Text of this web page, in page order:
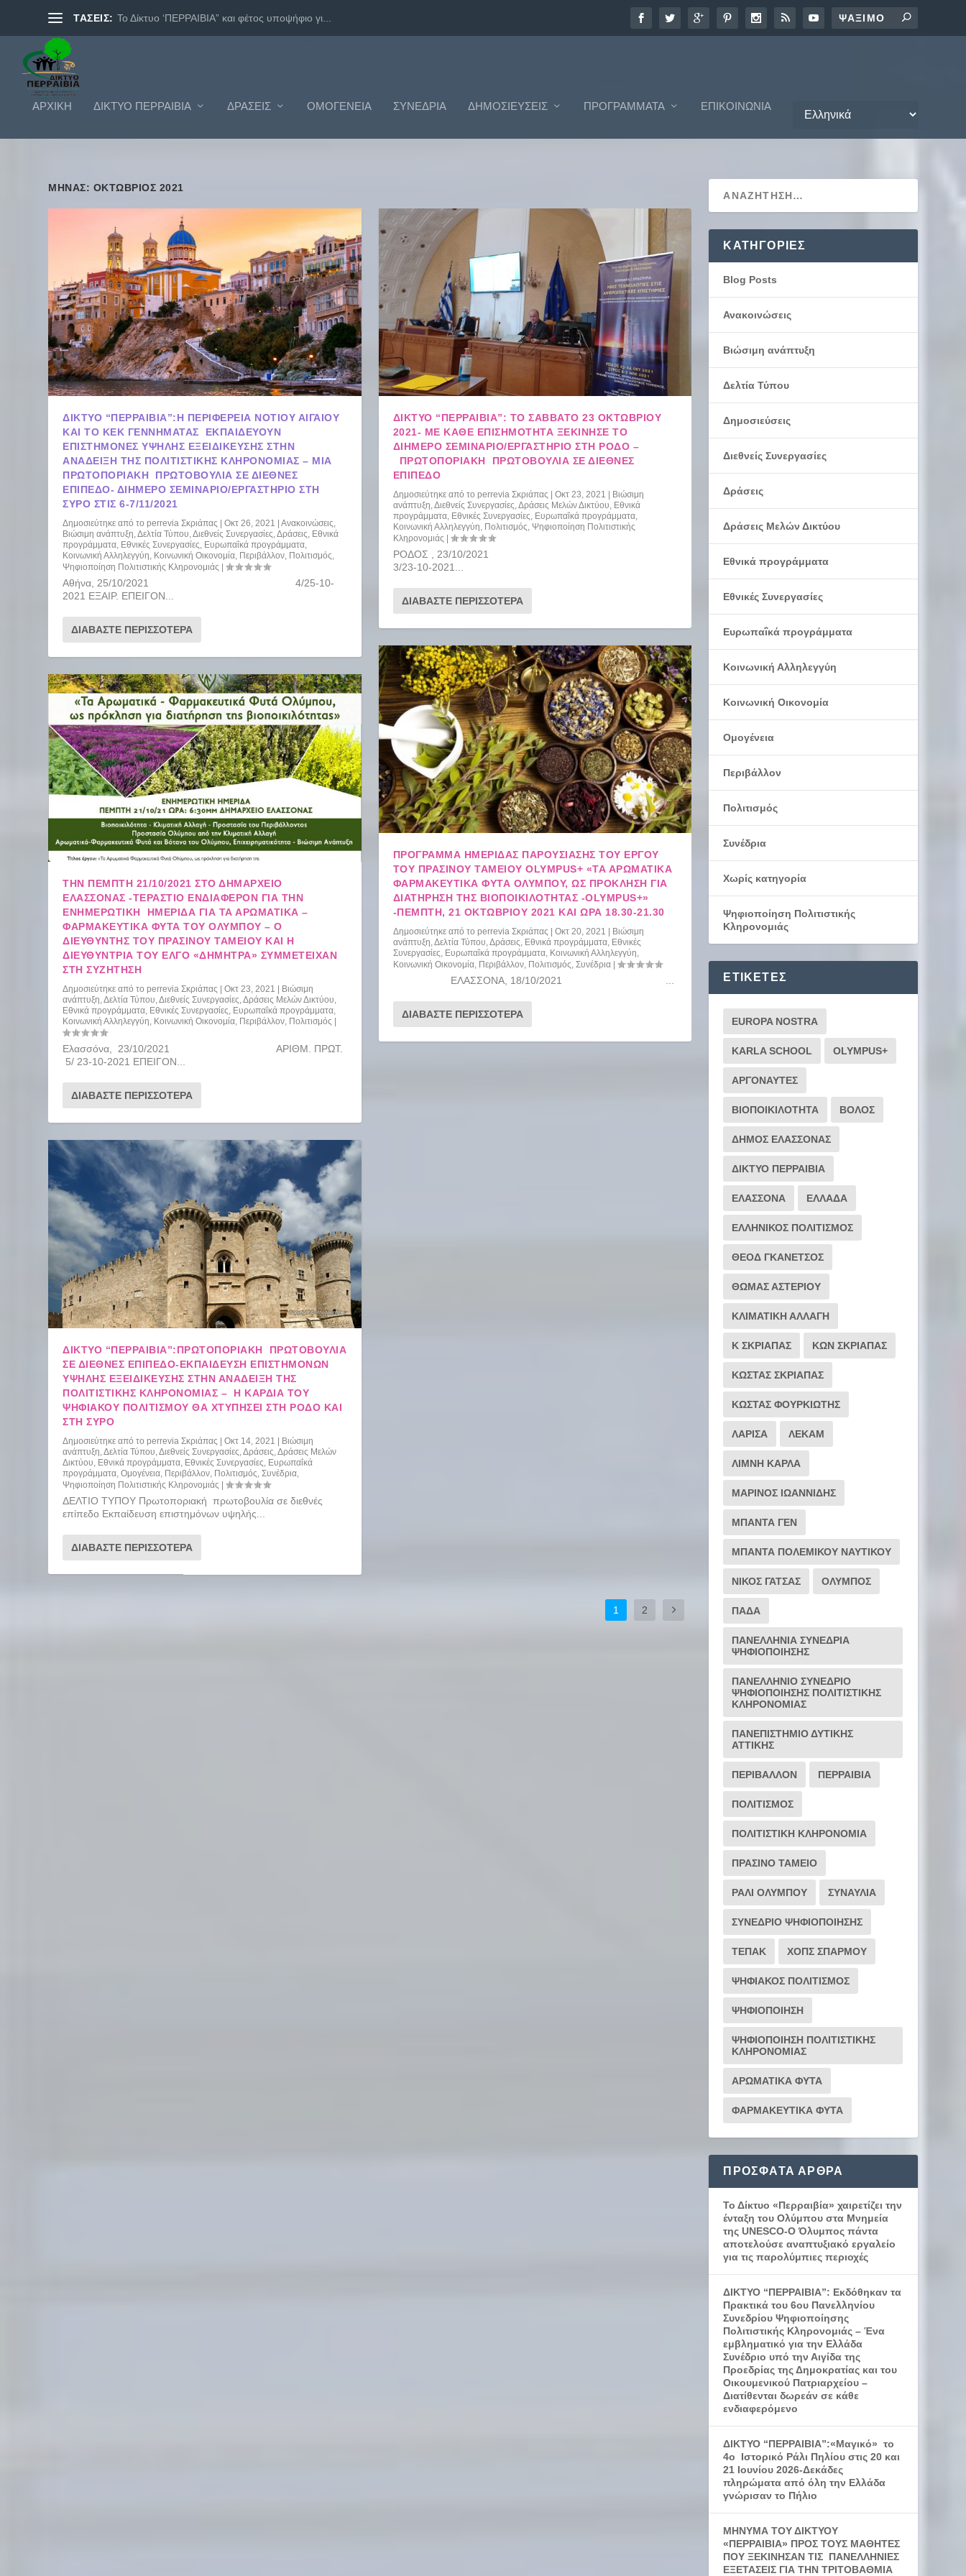
ΤΑΣΕΙΣ: Το Δίκτυο ‘ΠΕΡΡΑΙΒΙΑ” και φέτος υποψήφιο γι...
ΑΡΧΙΚΗ ΔΊΚΤΥΟ ΠΕΡΡΑΙΒΊΑ ΔΡΆΣΕΙΣ ΟΜΟΓΈΝΕΙΑ ΣΥΝΈΔΡΙΑ ΔΗΜΟΣΙΕΎΣΕΙΣ ΠΡΟΓΡΆΜΜΑΤΑ ΕΠΙΚΟΙΝΩΝΊΑ
ΜΉΝΑΣ: ΟΚΤΏΒΡΙΟΣ 2021
ΔΙΚΤΥΟ “ΠΕΡΡΑΙΒΙΑ”:Η ΠΕΡΙΦΈΡΕΙΑ ΝΟΤΊΟΥ ΑΙΓΑΊΟΥ
ΚΑΙ ΤΟ ΚΕΚ ΓΕΝΝΗΜΑΤΑΣ ΕΚΠΑΙΔΕΎΟΥΝ
ΕΠΙΣΤΉΜΟΝΕΣ ΥΨΗΛΉΣ ΕΞΕΙΔΊΚΕΥΣΗΣ ΣΤΗΝ
ΑΝΆΔΕΙΞΗ ΤΗΣ ΠΟΛΙΤΙΣΤΙΚΉΣ ΚΛΗΡΟΝΟΜΙΆΣ – ΜΙΑ
ΠΡΩΤΟΠΟΡΙΑΚΉ ΠΡΩΤΟΒΟΥΛΊΑ ΣΕ ΔΙΕΘΝΈΣ
ΕΠΊΠΕΔΟ- ΔΙΉΜΕΡΟ ΣΕΜΙΝΆΡΙΟ/ΕΡΓΑΣΤΉΡΙΟ ΣΤΗ
ΣΎΡΟ ΣΤΙΣ 6-7/11/2021
Δημοσιεύτηκε από τοperrevia Σκριάπας |Οκτ 26, 2021 |Ανακοινώσεις,
Βιώσιμη ανάπτυξη,Δελτία Τύπου,Διεθνείς Συνεργασίες,Δράσεις, Εθνικά
προγράμματα, Εθνικές Συνεργασίες, Ευρωπαΐκά προγράμματα,
Κοινωνική Αλληλεγγύη, Κοινωνική Οικονομία, Περιβάλλον, Πολιτισμός,
Ψηφιοποίηση Πολιτιστικής Κληρονομιάς |
Αθήνα, 25/10/2021 4/25-10-
2021 ΕΞΑΙΡ. ΕΠΕΙΓΟΝ...
ΔΙΑΒΆΣΤΕ ΠΕΡΙΣΣΌΤΕΡΑ
ΤΗΝ ΠΈΜΠΤΗ 21/10/2021 ΣΤΟ ΔΗΜΑΡΧΕΊΟ
ΕΛΑΣΣΌΝΑΣ -ΤΕΡΆΣΤΙΟ ΕΝΔΙΑΦΈΡΟΝ ΓΙΑ ΤΗΝ
ΕΝΗΜΕΡΩΤΙΚΉ ΗΜΕΡΊΔΑ ΓΙΑ ΤΑ ΑΡΩΜΑΤΙΚΆ –
ΦΑΡΜΑΚΕΥΤΙΚΆ ΦΥΤΆ ΤΟΥ ΟΛΎΜΠΟΥ – Ο
ΔΙΕΥΘΥΝΤΉΣ ΤΟΥ ΠΡΆΣΙΝΟΥ ΤΑΜΕΊΟΥ ΚΑΙ Η
ΔΙΕΥΘΎΝΤΡΙΑ ΤΟΥ ΕΛΓΟ «ΔΉΜΗΤΡΑ» ΣΥΜΜΕΤΕΊΧΑΝ
ΣΤΗ ΣΥΖΉΤΗΣΗ
Δημοσιεύτηκε από τοperrevia Σκριάπας |Οκτ 23, 2021
Βιώσιμη
ανάπτυξη,Δελτία Τύπου,Διεθνείς Συνεργασίες,Δράσεις Μελών Δικτύου,
Εθνικά προγράμματα, Εθνικές Συνεργασίες, Ευρωπαΐκά προγράμματα,
Κοινωνική Αλληλεγγύη, Κοινωνική Οικονομία, Περιβάλλον, Πολιτισμός
Ελασσόνα, 23/10/2021 ΑΡΙΘΜ. ΠΡΩΤ.
5/ 23-10-2021 ΕΠΕΙΓΟΝ...
ΔΙΑΒΆΣΤΕ ΠΕΡΙΣΣΌΤΕΡΑ
ΔΙΚΤΥΟ “ΠΕΡΡΑΙΒΙΑ”:ΠΡΩΤΟΠΟΡΙΑΚΉ ΠΡΩΤΟΒΟΥΛΊΑ
ΣΕ ΔΙΕΘΝΈΣ ΕΠΊΠΕΔΟ-ΕΚΠΑΊΔΕΥΣΗ ΕΠΙΣΤΗΜΌΝΩΝ
ΥΨΗΛΉΣ ΕΞΕΙΔΊΚΕΥΣΗΣ ΣΤΗΝ ΑΝΆΔΕΙΞΗ ΤΗΣ
ΠΟΛΙΤΙΣΤΙΚΉΣ ΚΛΗΡΟΝΟΜΙΆΣ – Η ΚΑΡΔΙΆ ΤΟΥ
ΨΗΦΙΑΚΟΎ ΠΟΛΙΤΙΣΜΟΎ ΘΑ ΧΤΥΠΉΣΕΙ ΣΤΗ ΡΌΔΟ ΚΑΙ
ΣΤΗ ΣΎΡΟ
Δημοσιεύτηκε από τοperrevia Σκριάπας |Οκτ 14, 2021 | Βιώσιμη
ανάπτυξη ,Δελτία Τύπου ,Διεθνείς Συνεργασίες ,Δράσεις ,Δράσεις Μελών
Δικτύου Εθνικά προγράμματα Εθνικές Συνεργασίες Ευρωπαΐκά
προγράμματα ,Ομογένεια Περιβάλλον Πολιτισμός ,Συνέδρια
Ψηφιοποίηση Πολιτιστικής Κληρονομιάς |
ΔΕΛΤΙΟ ΤΥΠΟΥ Πρωτοποριακή πρωτοβουλία σε διεθνές
επίπεδο Εκπαίδευση επιστημόνων υψηλής...
ΔΙΑΒΆΣΤΕ ΠΕΡΙΣΣΌΤΕΡΑ
ΔΙΚΤΥΟ “ΠΕΡΡΑΙΒΙΑ”: ΤΟ ΣΆΒΒΑΤΟ 23 ΟΚΤΩΒΡΊΟΥ
2021- ΜΕ ΚΆΘΕ ΕΠΙΣΗΜΌΤΗΤΑ ΞΕΚΊΝΗΣΕ ΤΟ
ΔΙΉΜΕΡΟ ΣΕΜΙΝΆΡΙΟ/ΕΡΓΑΣΤΉΡΙΟ ΣΤΗ ΡΌΔΟ –
ΠΡΩΤΟΠΟΡΙΑΚΉ ΠΡΩΤΟΒΟΥΛΊΑ ΣΕ ΔΙΕΘΝΈΣ
ΕΠΊΠΕΔΟ
Δημοσιεύτηκε από το perrevia Σκριάπας Οκτ 23, 2021
Βιώσιμη
ανάπτυξη,Διεθνείς Συνεργασίες,Δράσεις Μελών Δικτύου, Εθνικά
προγράμματα, Εθνικές Συνεργασίες, Ευρωπαΐκά προγράμματα,
Κοινωνική Αλληλεγγύη, Πολιτισμός, Ψηφιοποίηση Πολιτιστικής
Κληρονομιάς
ΡΟΔΟΣ , 23/10/2021
3/23-10-2021...
ΔΙΑΒΆΣΤΕ ΠΕΡΙΣΣΌΤΕΡΑ
ΠΡΟΓΡΑΜΜΑ ΗΜΕΡΙΔΑΣ ΠΑΡΟΥΣΙΑΣΗΣ ΤΟΥ ΕΡΓΟΥ
ΤΟΥ ΠΡΑΣΙΝΟΥ ΤΑΜΕΙΟΥ OLYMPUS+ «ΤΑ ΑΡΩΜΑΤΙΚΆ
ΦΑΡΜΑΚΕΥΤΙΚΆ ΦΥΤΆ ΟΛΎΜΠΟΥ, ΩΣ ΠΡΌΚΛΗΣΗ ΓΙΑ
ΔΙΑΤΉΡΗΣΗ ΤΗΣ ΒΙΟΠΟΙΚΙΛΌΤΗΤΑΣ -OLYMPUS+»
-ΠΈΜΠΤΗ, 21 ΟΚΤΩΒΡΊΟΥ 2021 ΚΑΙ ΏΡΑ 18.30-21.30
Δημοσιεύτηκε από το perrevia Σκριάπας Οκτ 20, 2021
Βιώσιμη
ανάπτυξη,Δελτία Τύπου,Δράσεις, Εθνικά προγράμματα, Εθνικές
Συνεργασίες, Ευρωπαΐκά προγράμματα, Κοινωνική Αλληλεγγύη,
Κοινωνική Οικονομία, Περιβάλλον, Πολιτισμός, Συνέδρια|
ΕΛΑΣΣΟΝΑ, 18/10/2021 ...
ΔΙΑΒΆΣΤΕ ΠΕΡΙΣΣΌΤΕΡΑ
1 2
KΑΤΗΓΟΡΊΕΣ
Blog Posts
Ανακοινώσεις
Βιώσιμη ανάπτυξη
Δελτία Τύπου
Δημοσιεύσεις
Διεθνείς Συνεργασίες
Δράσεις
Δράσεις Μελών Δικτύου
Εθνικά προγράμματα
Εθνικές Συνεργασίες
Ευρωπαΐκά προγράμματα
Κοινωνική Αλληλεγγύη
Κοινωνική Οικονομία
Ομογένεια
Περιβάλλον
Πολιτισμός
Συνέδρια
Χωρίς κατηγορία
Ψηφιοποίηση Πολιτιστικής
Κληρονομιάς
ΕΤΙΚΈΤΕΣ
EUROPA NOSTRA
KARLA SCHOOL OLYMPUS+
ΑΡΓΟΝΑΥΤΕΣ
ΒΙΟΠΟΙΚΙΛΟΤΗΤΑ ΒΟΛΟΣ
ΔΗΜΟΣ ΕΛΑΣΣΟΝΑΣ
ΔΙΚΤΥΟ ΠΕΡΡΑΙΒΙΑ
ΕΛΑΣΣΟΝΑ ΕΛΛΑΔΑ
ΕΛΛΗΝΙΚΟΣ ΠΟΛΙΤΙΣΜΟΣ
ΘΕΟΔ ΓΚΑΝΕΤΣΟΣ
ΘΩΜΑΣ ΑΣΤΕΡΙΟΥ
ΚΛΙΜΑΤΙΚΗ ΑΛΛΑΓΗ
Κ ΣΚΡΙΑΠΑΣ ΚΩΝ ΣΚΡΙΑΠΑΣ
ΚΩΣΤΑΣ ΣΚΡΙΑΠΑΣ
ΚΩΣΤΑΣ ΦΟΥΡΚΙΩΤΗΣ
ΛΑΡΙΣΑ ΛΕΚΑΜ
ΛΙΜΝΗ ΚΑΡΛΑ
ΜΑΡΙΝΟΣ ΙΩΑΝΝΙΔΗΣ
ΜΠΑΝΤΑ ΓΕΝ
ΜΠΑΝΤΑ ΠΟΛΕΜΙΚΟΥ ΝΑΥΤΙΚΟΥ
ΝΙΚΟΣ ΓΑΤΣΑΣ ΟΛΥΜΠΟΣ
ΠΑΔΑ
ΠΑΝΕΛΛΗΝΙΑ ΣΥΝΕΔΡΙΑ
ΨΗΦΙΟΠΟΙΗΣΗΣ
ΠΑΝΕΛΛΗΝΙΟ ΣΥΝΕΔΡΙΟ
ΨΗΦΙΟΠΟΙΗΣΗΣ ΠΟΛΙΤΙΣΤΙΚΗΣ
ΚΛΗΡΟΝΟΜΙΑΣ
ΠΑΝΕΠΙΣΤΗΜΙΟ ΔΥΤΙΚΗΣ
ΑΤΤΙΚΗΣ
ΠΕΡΙΒΑΛΛΟΝ ΠΕΡΡΑΙΒΙΑ
ΠΟΛΙΤΙΣΜΟΣ
ΠΟΛΙΤΙΣΤΙΚΗ ΚΛΗΡΟΝΟΜΙΑ
ΠΡΑΣΙΝΟ ΤΑΜΕΙΟ
ΡΆΛΙ ΟΛΎΜΠΟΥ ΣΥΝΑΥΛΙΑ
ΣΥΝΕΔΡΙΟ ΨΗΦΙΟΠΟΙΗΣΗΣ
ΤΕΠΑΚ ΧΟΠΣ ΣΠΑΡΜΟΥ
ΨΗΦΙΑΚΟΣ ΠΟΛΙΤΙΣΜΟΣ
ΨΗΦΙΟΠΟΙΗΣΗ
ΨΗΦΙΟΠΟΙΗΣΗ ΠΟΛΙΤΙΣΤΙΚΗΣ
ΚΛΗΡΟΝΟΜΙΑΣ
ΑΡΩΜΑΤΙΚΑ ΦΥΤΑ
ΦΑΡΜΑΚΕΥΤΙΚΑ ΦΥΤΑ
ΠΡΌΣΦΑΤΑ ΆΡΘΡΑ
Το Δίκτυο «Περραιβία» χαιρετίζει την
ένταξη του Ολύμπου στα Μνημεία
της UNESCO-Ο Όλυμπος πάντα
αποτελούσε αναπτυξιακό εργαλείο
για τις παρολύμπιες περιοχές
ΔΙΚΤΥΟ “ΠΕΡΡΑΙΒΙΑ”: Εκδόθηκαν τα
Πρακτικά του 6ου Πανελληνίου
Συνεδρίου Ψηφιοποίησης
Πολιτιστικής Κληρονομιάς – Ένα
εμβληματικό για την Ελλάδα
Συνέδριο υπό την Αιγίδα της
Προεδρίας της Δημοκρατίας και του
Οικουμενικού Πατριαρχείου –
Διατίθενται δωρεάν σε κάθε
ενδιαφερόμενο
ΔΙΚΤΥΟ “ΠΕΡΡΑΙΒΙΑ”:«Μαγικό» το
4ο Ιστορικό Ράλι Πηλίου στις 20 και
21 Ιουνίου 2026-Δεκάδες
πληρώματα από όλη την Ελλάδα
γνώρισαν το Πήλιο
ΜΗΝΥΜΑ ΤΟΥ ΔΙΚΤΥΟΥ
«ΠΕΡΡΑΙΒΙΑ» ΠΡΟΣ ΤΟΥΣ ΜΑΘΗΤΕΣ
ΠΟΥ ΞΕΚΙΝΗΣΑΝ ΤΙΣ ΠΑΝΕΛΛΗΝΙΕΣ
ΕΞΕΤΑΣΕΙΣ ΓΙΑ ΤΗΝ ΤΡΙΤΟΒΑΘΜΙΑ